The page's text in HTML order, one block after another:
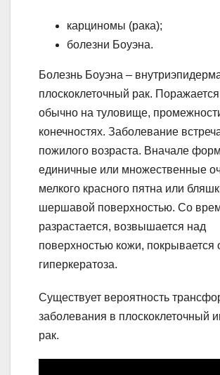
карциномы (рака);
болезни Боуэна.
Болезнь Боуэна –
плоскоклеточный рак.
обычно на туловище,
конечностях. Заболевание
пожилого возраста. Вначале
единичные или множественные
мелкого красного пятна или
шершавой поверхностью. Со
разрастается, возвышается над
поверхностью кожи, покрывается
гиперкератоза.
Существует вероятность
заболевания в плоскоклеточный
рак.